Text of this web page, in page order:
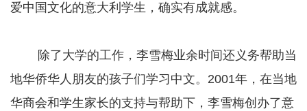
爱中国文化的意大利学生，确实有成就感。
除了大学的工作，李雪梅业余时间还义务帮助当
地华侨华人朋友的孩子们学习中文。2001年，在当地
华商会和学生家长的支持与帮助下，李雪梅创办了意